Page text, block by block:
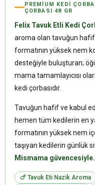
PREMIUM KEDI
ÇORBASI 48 GR
Felix Tavuk Etli Kedi
aroma olan tavuğun hafif
formatının yüksek nem
desteğiyle buluşturan;
mama tamamlayıcısı
kedi çorbasıdır.
Tavuğun hafif ve kabul
hemen tüm kedilerin en
formatının yüksek nem
taşıyan kedilerin günlük
Mismama güvencesiyle.
🍗 Tavuk Eti Nazik Aroma